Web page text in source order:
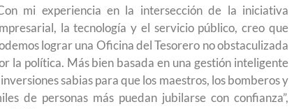
mi experiencia en la intersección de la iniciativa
la tecnología y el servicio público, creo que
lograr una Oficina del Tesorero no obstaculizada
la política. Más bien basada en una gestión inteligente
sabias para que los maestros, los bomberos y
de personas más puedan jubilarse con confianza”,